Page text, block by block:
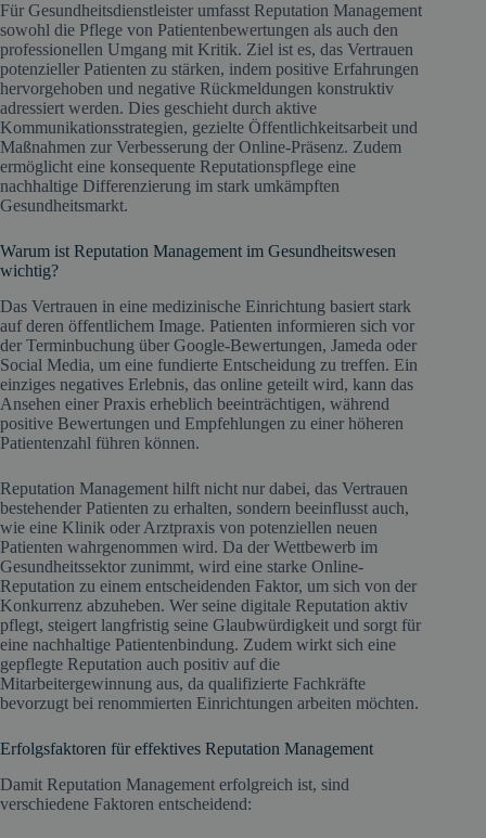
Für Gesundheitsdienstleister umfasst Reputation Management
sowohl die Pflege von Patientenbewertungen als auch den
professionellen Umgang mit Kritik. Ziel ist es, das Vertrauen
potenzieller Patienten zu stärken, indem positive Erfahrungen
hervorgehoben und negative Rückmeldungen konstruktiv
adressiert werden. Dies geschieht durch aktive
Kommunikationsstrategien, gezielte Öffentlichkeitsarbeit und
Maßnahmen zur Verbesserung der Online-Präsenz. Zudem
ermöglicht eine konsequente Reputationspflege eine
nachhaltige Differenzierung im stark umkämpften
Gesundheitsmarkt.
Warum ist Reputation Management im Gesundheitswesen
wichtig?
Das Vertrauen in eine medizinische Einrichtung basiert stark
auf deren öffentlichem Image. Patienten informieren sich vor
der Terminbuchung über Google-Bewertungen, Jameda oder
Social Media, um eine fundierte Entscheidung zu treffen. Ein
einziges negatives Erlebnis, das online geteilt wird, kann das
Ansehen einer Praxis erheblich beeinträchtigen, während
positive Bewertungen und Empfehlungen zu einer höheren
Patientenzahl führen können.
Reputation Management hilft nicht nur dabei, das Vertrauen
bestehender Patienten zu erhalten, sondern beeinflusst auch,
wie eine Klinik oder Arztpraxis von potenziellen neuen
Patienten wahrgenommen wird. Da der Wettbewerb im
Gesundheitssektor zunimmt, wird eine starke Online-
Reputation zu einem entscheidenden Faktor, um sich von der
Konkurrenz abzuheben. Wer seine digitale Reputation aktiv
pflegt, steigert langfristig seine Glaubwürdigkeit und sorgt für
eine nachhaltige Patientenbindung. Zudem wirkt sich eine
gepflegte Reputation auch positiv auf die
Mitarbeitergewinnung aus, da qualifizierte Fachkräfte
bevorzugt bei renommierten Einrichtungen arbeiten möchten.
Erfolgsfaktoren für effektives Reputation Management
Damit Reputation Management erfolgreich ist, sind
verschiedene Faktoren entscheidend: